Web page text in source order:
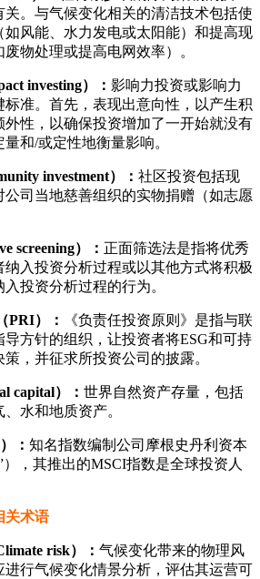
。与气候变化相关的清洁技术包括使
如风能、水力发电或太阳能）和提高现
物处理或提高电网效率）。
investing）： 影响力投资或影响力
准。首先，表现出意向性，以产生积
性，以确保投资增加了一开始就没有
和/或定性地衡量影响。
investment）： 社区投资包括现
司当地慈善组织的实物捐赠（如志愿
screening）： 正面筛选法是指将优秀
入投资分析过程或以其他方式将积极
投资分析过程的行为。
PRI）：
《负责任投资原则》是指与联
方针的组织，让投资者将ESG和可持
，并征求所投资公司的披露。
capital）： 世界自然资产存量，包括
水和地质资产。
： 知名指数编制公司摩根史丹利资本
，其推出的MSCI指数是全球投资人
关术语
risk）： 气候变化带来的物理风
进行气候变化情景分析，评估其运营可